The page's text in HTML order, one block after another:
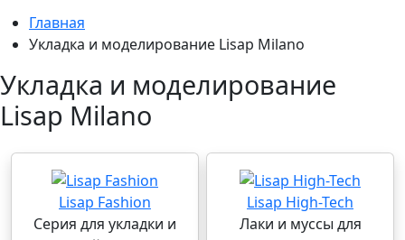
Главная
Укладка и моделирование Lisap Milano
Укладка и моделирование
Lisap Milano
Lisap Fashion
Серия для укладки и
Lisap High-Tech
Лаки и муссы для